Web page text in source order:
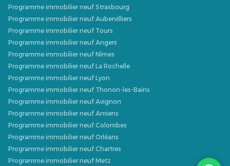
Programme immobilier neuf Strasbourg
Programme immobilier neuf Aubervilliers
Programme immobilier neuf Tours
Programme immobilier neuf Angers
Programme immobilier neuf Nîmes
Programme immobilier neuf La Rochelle
Programme immobilier neuf Lyon
Programme immobilier neuf Thonon-les-Bains
Programme immobilier neuf Avignon
Programme immobilier neuf Amiens
Programme immobilier neuf Colombes
Programme immobilier neuf Orléans
Programme immobilier neuf Chartres
Programme immobilier neuf Metz